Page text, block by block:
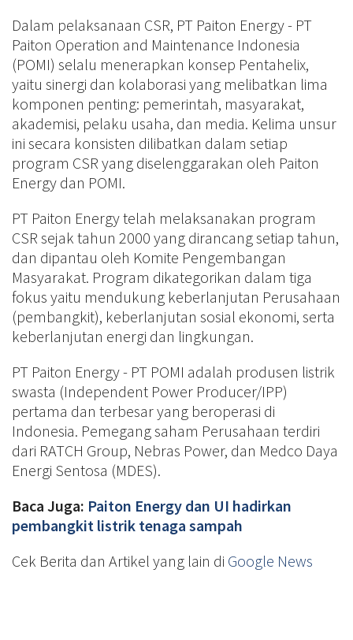
Dalam pelaksanaan CSR, PT Paiton Energy - PT
Paiton Operation and Maintenance Indonesia
(POMI) selalu menerapkan konsep Pentahelix,
yaitu sinergi dan kolaborasi yang melibatkan lima
komponen penting: pemerintah, masyarakat,
akademisi, pelaku usaha, dan media. Kelima unsur
ini secara konsisten dilibatkan dalam setiap
program CSR yang diselenggarakan oleh Paiton
Energy dan POMI.
PT Paiton Energy telah melaksanakan program
CSR sejak tahun 2000 yang dirancang setiap tahun,
dan dipantau oleh Komite Pengembangan
Masyarakat. Program dikategorikan dalam tiga
fokus yaitu mendukung keberlanjutan Perusahaan
(pembangkit), keberlanjutan sosial ekonomi, serta
keberlanjutan energi dan lingkungan.
PT Paiton Energy - PT POMI adalah produsen listrik
swasta (Independent Power Producer/IPP)
pertama dan terbesar yang beroperasi di
Indonesia. Pemegang saham Perusahaan terdiri
dari RATCH Group, Nebras Power, dan Medco Daya
Energi Sentosa (MDES).
Baca Juga: Paiton Energy dan UI hadirkan
pembangkit listrik tenaga sampah
Cek Berita dan Artikel yang lain di Google News